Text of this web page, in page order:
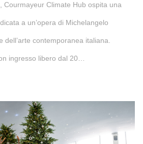
Courmayeur Climate Hub ospita una
a un’opera di Michelangelo
dell’arte contemporanea italiana.
ingresso libero dal 20…